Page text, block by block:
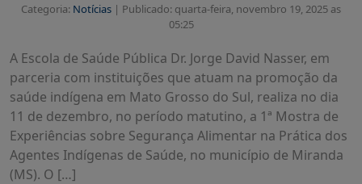
Categoria: Notícias | Publicado: quarta-feira, novembro 19, 2025 as
05:25
A Escola de Saúde Pública Dr. Jorge David Nasser, em
parceria com instituições que atuam na promoção da
saúde indígena em Mato Grosso do Sul, realiza no dia
11 de dezembro, no período matutino, a 1ª Mostra de
Experiências sobre Segurança Alimentar na Prática dos
Agentes Indígenas de Saúde, no município de Miranda
(MS). O […]